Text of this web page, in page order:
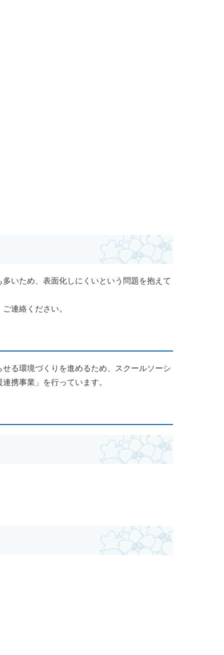
いため、表面化しにくいという問題を抱えて
連絡ください。
る環境づくりを進めるため、スクールソーシ
携事業」を行っています。